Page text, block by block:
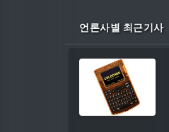
언론사별 최근기사